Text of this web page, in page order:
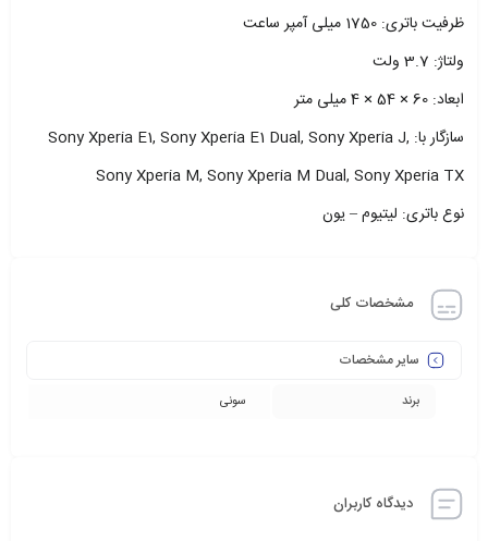
ظرفیت باتری: 1750 میلی آمپر ساعت
ولتاژ: 3.7 ولت
ابعاد: 60 × 54 × 4 میلی متر
سازگار با: Sony Xperia E1, Sony Xperia E1 Dual, Sony Xperia J,
Sony Xperia M, Sony Xperia M Dual, Sony Xperia TX
نوع باتری: لیتیوم – یون
مشخصات کلی
سایر مشخصات
برند سونی
دیدگاه کاربران